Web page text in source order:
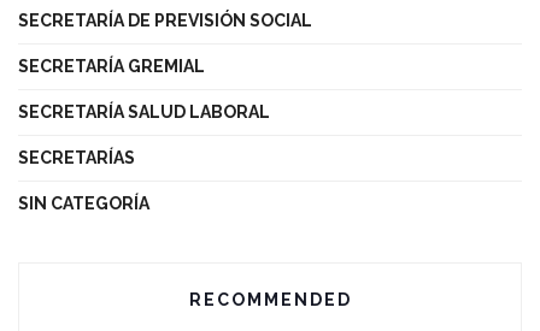
SECRETARÍA DE PREVISIÓN SOCIAL
SECRETARÍA GREMIAL
SECRETARÍA SALUD LABORAL
SECRETARÍAS
SIN CATEGORÍA
RECOMMENDED